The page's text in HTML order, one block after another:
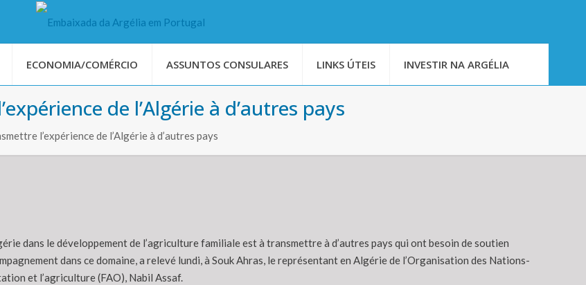
ECONOMIA/COMÉRCIO ASSUNTOS CONSULARES LINKS ÚTEIS INVESTIR NA ARGÉLIA
de l’Algérie à d’autres pays
l’expérience de l’Algérie à d’autres pays
dans le développement de l’agriculture familiale est à transmettre à d’autres pays qui ont besoin de soutien
dans ce domaine, a relevé lundi, à Souk Ahras, le représentant en Algérie de l’Organisation des Nations-
et l’agriculture (FAO), Nabil Assaf.